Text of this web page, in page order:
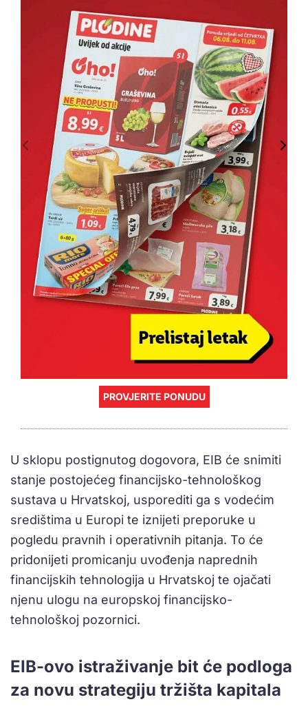
PROVJERITE PONUDU
U sklopu postignutog dogovora, EIB će snimiti
stanje postojećeg financijsko-tehnološkog
sustava u Hrvatskoj, usporediti ga s vodećim
središtima u Europi te iznijeti preporuke u
pogledu pravnih i operativnih pitanja. To će
pridonijeti promicanju uvođenja naprednih
financijskih tehnologija u Hrvatskoj te ojačati
njenu ulogu na europskoj financijsko-
tehnološkoj pozornici.
EIB-ovo istraživanje bit će podloga
za novu strategiju tržišta kapitala